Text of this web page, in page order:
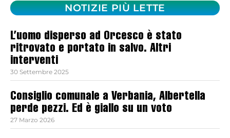
NOTIZIE PIÙ LETTE
L’uomo disperso ad Orcesco è stato
ritrovato e portato in salvo. Altri
interventi
30 Settembre 2025
Consiglio comunale a Verbania, Albertella
perde pezzi. Ed è giallo su un voto
27 Marzo 2026